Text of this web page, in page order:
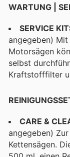
WARTUNG |
SERVICE
angegeben)
Motorsägen
selbst
Kraftstofffilter
CARE &
angegeben)
Kettensägen.